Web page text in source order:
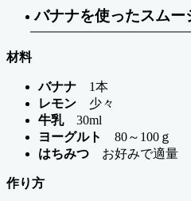
バナナを使ったスムー
材料
バナナ 1本
レモン 少々
牛乳30ml
ヨーグルト
80～100ｇ
はちみつ お好みで適量
作り方